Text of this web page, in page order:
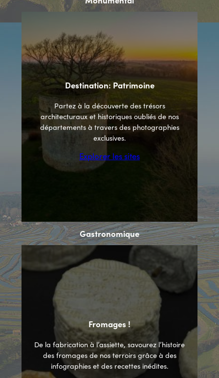
Destination: Patrimoine
Partez à la découverte des trésors
architecturaux et historiques oubliés de nos
départements à travers des photographies
exclusives.
Explorer les sites
Gastronomique
Fromages !
De la fabrication à l’assiette, savourez l’histoire
des fromages de nos terroirs grâce à des
infographies et des recettes inédites.